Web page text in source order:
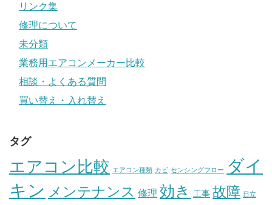
リンク集
修理について
未分類
業務用エアコンメーカー比較
相談・よくある質問
買い替え・入れ替え
タグ
エアコン比較 エアコン種類 カビ センシングフロー
ダイ
キン メンテナンス 修理 効き 工事 故障 日立